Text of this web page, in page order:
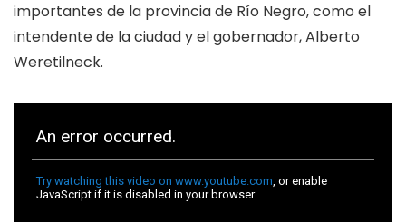
importantes de la provincia de Río Negro, como el
intendente de la ciudad y el gobernador, Alberto
Weretilneck.